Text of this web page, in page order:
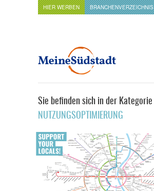
HIER WERBEN BRANCHENVERZEICHNIS
Sie befinden sich in der Kategorie
NUTZUNGSOPTIMIERUNG